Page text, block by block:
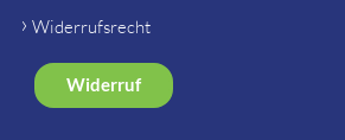
Widerrufsrecht
Widerruf